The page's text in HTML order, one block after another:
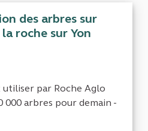
des arbres sur
roche sur Yon
par Roche Aglo
000 arbres pour demain -